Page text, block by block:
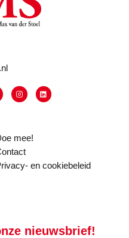
mee!
en cookiebeleid
nieuwsbrief!